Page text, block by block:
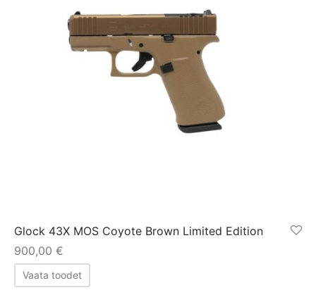
Glock 43X MOS Coyote Brown Limited Edition
900,00 €
Vaata toodet